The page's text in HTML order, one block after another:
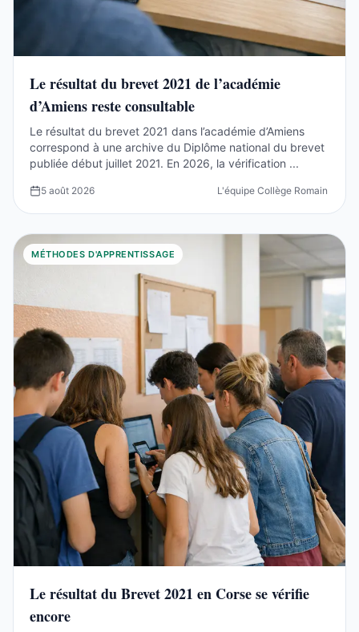
Le résultat du brevet 2021 de l’académie
d’Amiens reste consultable
Le résultat du brevet 2021 dans l’académie d’Amiens
correspond à une archive du Diplôme national du brevet
publiée début juillet 2021. En 2026, la vérification ...
5 août 2026 L'équipe Collège Romain
MÉTHODES D'APPRENTISSAGE
Le résultat du Brevet 2021 en Corse se vérifie
encore